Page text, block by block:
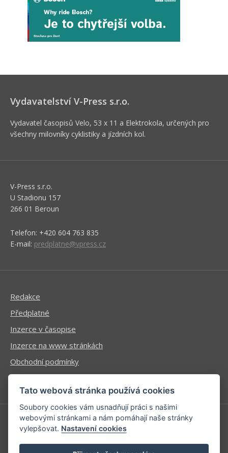
Vydavatelství V-Press s.r.o.
Vydavatel časopisů Velo, 53 x 11 a Elektrokola, určených pro
všechny milovníky cyklistiky a jízdních kol.
V-Press s.r.o.
U Stadionu 157
266 01 Beroun
Telefon: +420 604 763 835
E-mail: predplatne@vpress.cz
Redakce
Předplatné
Inzerce v časopise
Inzerce na www stránkách
Obchodní podmínky
Ochrana osobních údajů
Příhlášení | Registrace
Kontaktní informace
Tato webová stránka používá cookies
Soubory cookies vám usnadňují práci s našimi
webovými stránkami a nám pomáhají naše stránky
vylepšovat. Nastavení cookies